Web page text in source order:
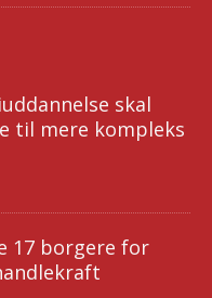
skal
til mere kompleks
17 borgere for